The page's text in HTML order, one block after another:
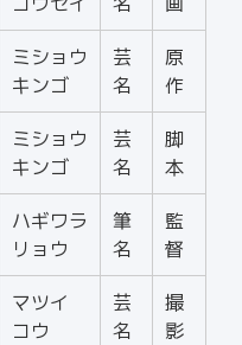
ミショウ
キンゴ
芸
名
原
作
ミショウ
キンゴ
芸
名
脚
本
ハギワラ
リョウ
筆
名
監
督
マツイ
コウ
芸
名
撮
影